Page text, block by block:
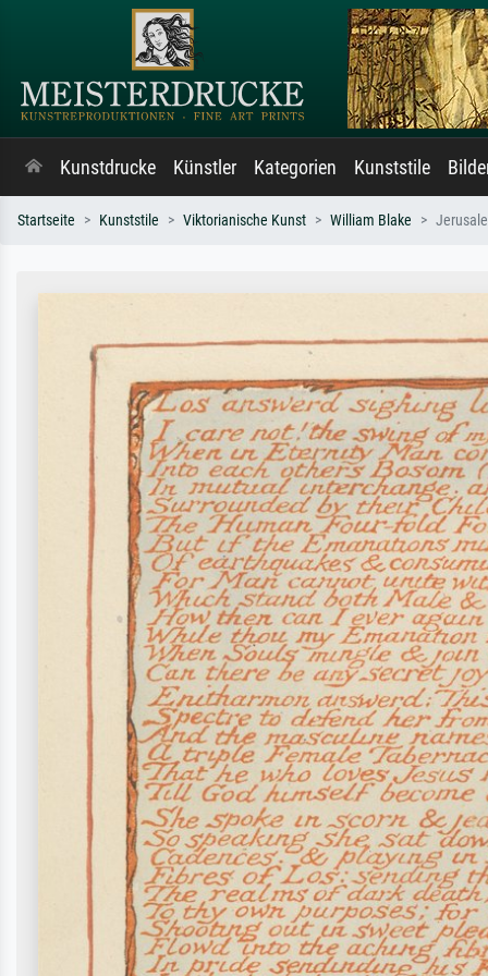
Kunstdrucke Künstler Kategorien Kunststile
Startseite Kunststile Viktorianische Kunst William Blake